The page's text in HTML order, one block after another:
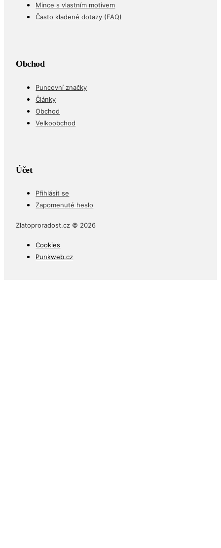
Mince s vlastním motivem
Často kladené dotazy (FAQ)
Obchod
Puncovní značky
Články
Obchod
Velkoobchod
Účet
Přihlásit se
Zapomenuté heslo
Zlatoproradost.cz © 2026
Cookies
Punkweb.cz